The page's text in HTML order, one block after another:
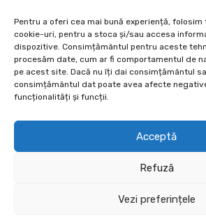
Pentru a oferi cea mai bună experiență, folosim
cookie-uri, pentru a stoca și/sau accesa
dispozitive. Consimțământul pentru aceste
procesăm date, cum ar fi comportamentul de
pe acest site. Dacă nu îți dai consimțământul
consimțământul dat poate avea afecte
funcționalități și funcții.
Acceptă
Refuză
Vezi preferințele
Depozit En-Gross și En-Detail
Piatră Decorativă și Plante Ornamentale
Preturi accesibile, calitate si diversitate.